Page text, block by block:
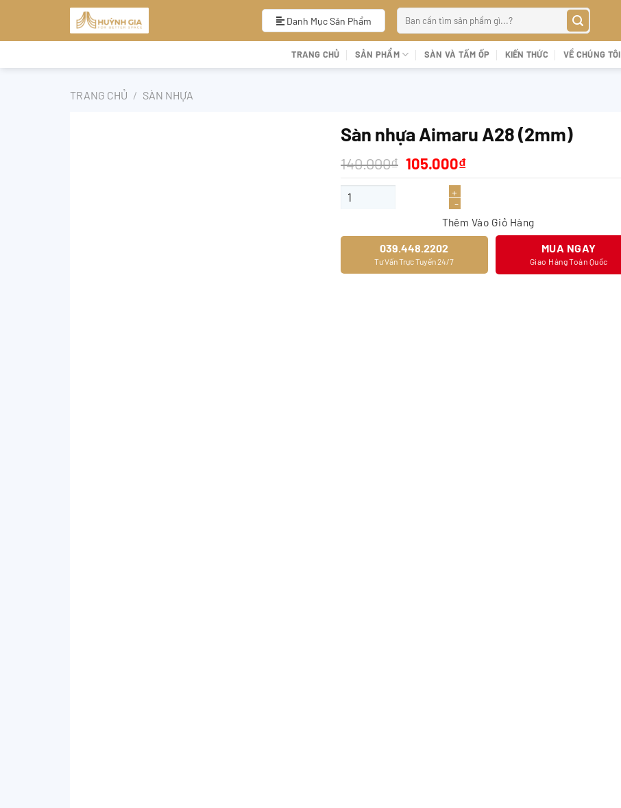
Danh Mục Sản Phẩm
kiếm:
TRANG CHỦ SẢN PHẨM SÀN VÀ TẤM ỐP KIẾN THỨC VỀ CHÚNG TÔI
TRANG CHỦ / SÀN NHỰA
Sàn nhựa Aimaru A28 (2mm)
140.000₫ Giá
gốc
140.000₫.
105.000₫Giá
hiện
Sàn nhựa Aimaru A28 (2mm) số lượng
Thêm Vào Giỏ Hàng
039.448.2202
Tư Vấn Trực Tuyến 24/7
MUA NGAY
Giao Hàng Toàn Quốc